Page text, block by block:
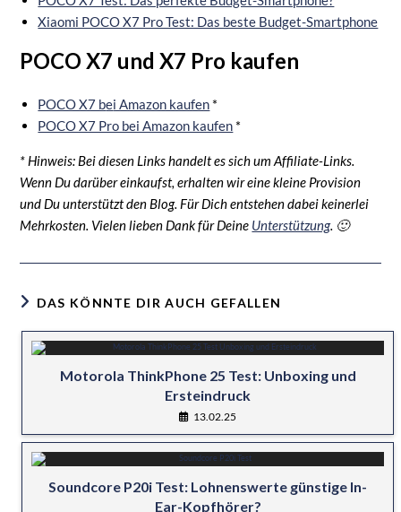
Xiaomi POCO X7 Pro Test: Das beste Budget-Smartphone
POCO X7 und X7 Pro kaufen
POCO X7 bei Amazon kaufen *
POCO X7 Pro bei Amazon kaufen *
* Hinweis: Bei diesen Links handelt es sich um Affiliate-Links.
Wenn Du darüber einkaufst, erhalten wir eine kleine Provision
und Du unterstützt den Blog. Für Dich entstehen dabei keinerlei
Mehrkosten. Vielen lieben Dank für Deine Unterstützung. 🙂
DAS KÖNNTE DIR AUCH GEFALLEN
Motorola ThinkPhone 25 Test: Unboxing und
Ersteindruck
13.02.25
Soundcore P20i Test: Lohnenswerte günstige In-
Ear-Kopfhörer?